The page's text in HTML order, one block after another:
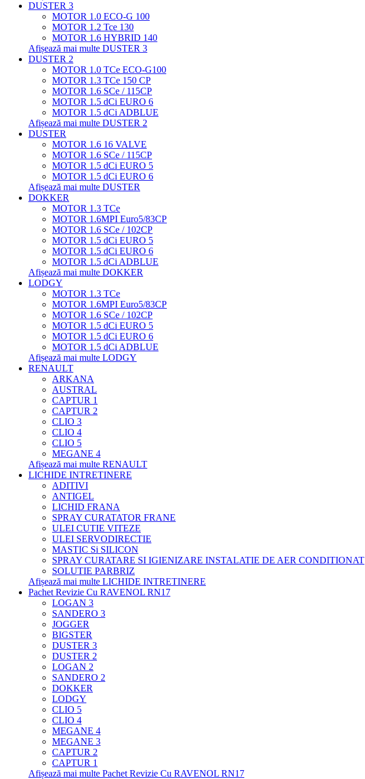
DUSTER 3
MOTOR 1.0 ECO-G 100
MOTOR 1.2 Tce 130
MOTOR 1.6 HYBRID 140
Afișează mai multe DUSTER 3
DUSTER 2
MOTOR 1.0 TCe ECO-G100
MOTOR 1.3 TCe 150 CP
MOTOR 1.6 SCe / 115CP
MOTOR 1.5 dCi EURO 6
MOTOR 1.5 dCi ADBLUE
Afișează mai multe DUSTER 2
DUSTER
MOTOR 1.6 16 VALVE
MOTOR 1.6 SCe / 115CP
MOTOR 1.5 dCi EURO 5
MOTOR 1.5 dCi EURO 6
Afișează mai multe DUSTER
DOKKER
MOTOR 1.3 TCe
MOTOR 1.6MPI Euro5/83CP
MOTOR 1.6 SCe / 102CP
MOTOR 1.5 dCi EURO 5
MOTOR 1.5 dCi EURO 6
MOTOR 1.5 dCi ADBLUE
Afișează mai multe DOKKER
LODGY
MOTOR 1.3 TCe
MOTOR 1.6MPI Euro5/83CP
MOTOR 1.6 SCe / 102CP
MOTOR 1.5 dCi EURO 5
MOTOR 1.5 dCi EURO 6
MOTOR 1.5 dCi ADBLUE
Afișează mai multe LODGY
RENAULT
ARKANA
AUSTRAL
CAPTUR 1
CAPTUR 2
CLIO 3
CLIO 4
CLIO 5
MEGANE 4
Afișează mai multe RENAULT
LICHIDE INTRETINERE
ADITIVI
ANTIGEL
LICHID FRANA
SPRAY CURATATOR FRANE
ULEI CUTIE VITEZE
ULEI SERVODIRECTIE
MASTIC Si SILICON
SPRAY CURATARE SI IGIENIZARE INSTALATIE DE AER CONDITIONAT
SOLUTIE PARBRIZ
Afișează mai multe LICHIDE INTRETINERE
Pachet Revizie Cu RAVENOL RN17
LOGAN 3
SANDERO 3
JOGGER
BIGSTER
DUSTER 3
DUSTER 2
LOGAN 2
SANDERO 2
DOKKER
LODGY
CLIO 5
CLIO 4
MEGANE 4
MEGANE 3
CAPTUR 2
CAPTUR 1
Afișează mai multe Pachet Revizie Cu RAVENOL RN17